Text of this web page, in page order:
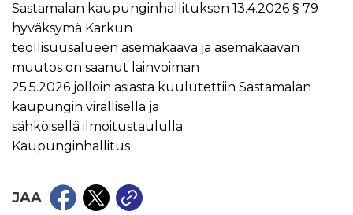
Sastamalan kaupunginhallituksen 13.4.2026 § 79
hyväksymä Karkun
teollisuusalueen asemakaava ja asemakaavan
muutos on saanut lainvoiman
25.5.2026 jolloin asiasta kuulutettiin Sastamalan
kaupungin virallisella ja
sähköisellä ilmoitustaululla.
Kaupunginhallitus
JAA